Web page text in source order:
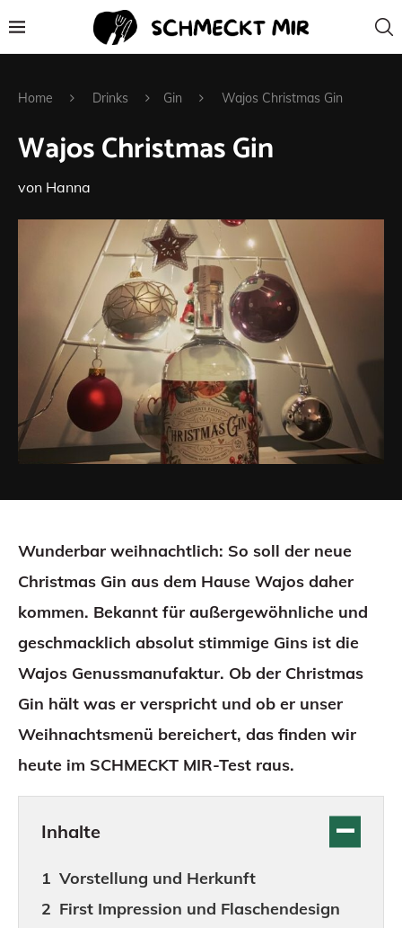
Home Drinks Gin Wajos Christmas Gin
Wajos Christmas Gin
von Hanna
Wunderbar weihnachtlich: So soll der neue
Christmas Gin aus dem Hause Wajos daher
kommen. Bekannt für außergewöhnliche und
geschmacklich absolut stimmige Gins ist die
Wajos Genussmanufaktur. Ob der Christmas
Gin hält was er verspricht und ob er unser
Weihnachtsmenü bereichert, das finden wir
heute im SCHMECKT MIR-Test raus.
Inhalte
Vorstellung und Herkunft
First Impression und Flaschendesign